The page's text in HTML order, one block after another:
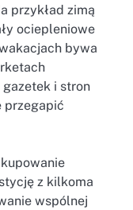
przykład zimą
ociepleniowe
bywa
i stron
przegapić
z kilkoma
wspólnej